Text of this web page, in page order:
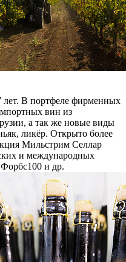
лет. В портфеле фирменных
вин из
а так же новые виды
ликёр. Открыто более
Мильстрим Селлар
и международных
и др.